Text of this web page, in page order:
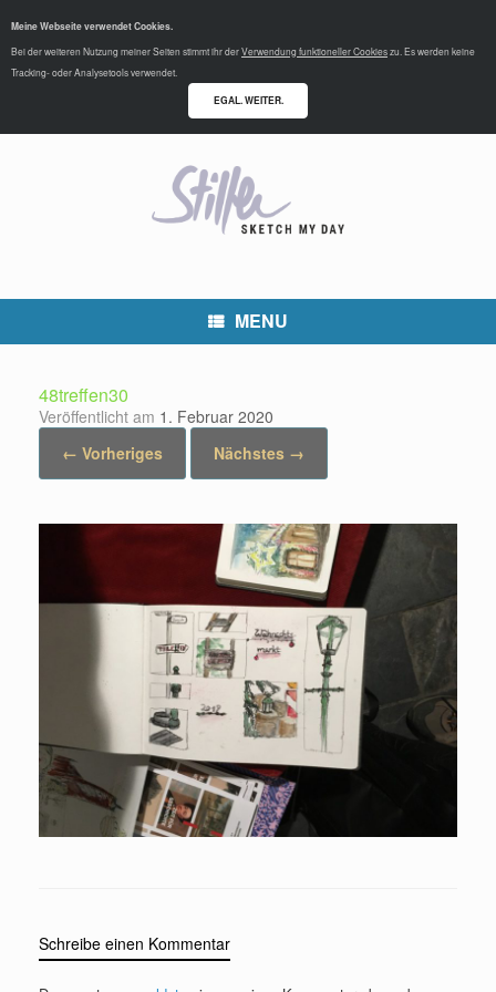
MENU
48treffen30
Veröffentlicht am 1. Februar 2020
← Vorheriges
Nächstes →
Schreibe einen Kommentar
Meine Webseite verwendet Cookies.
Bei der weiteren Nutzung meiner Seiten stimmt ihr derVerwendung funktioneller Cookieszu. Es werden keine
Tracking- oder Analysetools verwendet.
EGAL. WEITER.